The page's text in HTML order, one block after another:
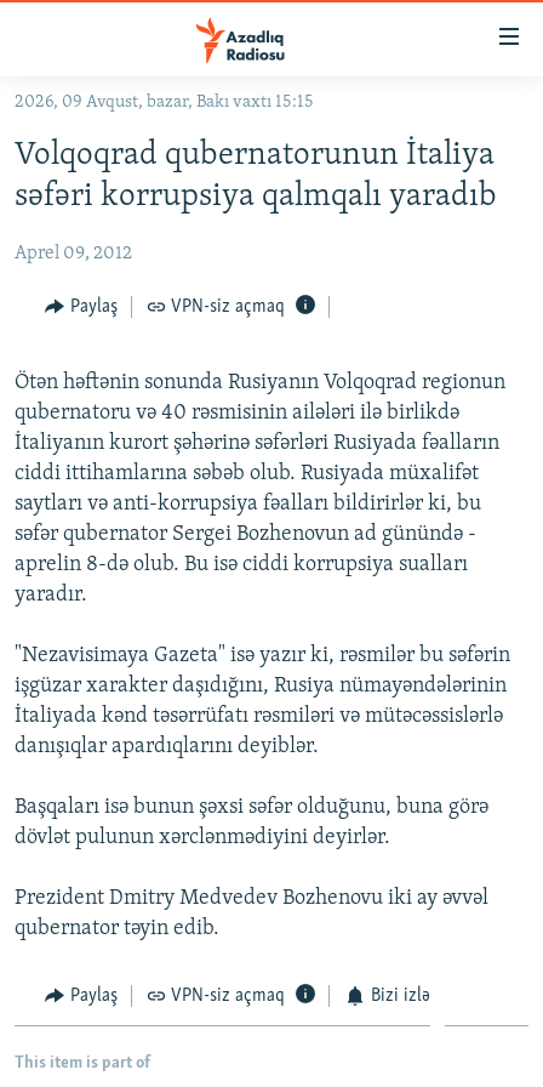
Əsas
qayıt
Əsas
qayıt
#İZAHLA
#ƏSLINDƏ
FƏRQƏ BAX
ARAŞDIRMA
MULTIMEDIA
VIDEO
FOTOQALEREYA
İNFOQRAFIKA
RADIO ARXIV
OXU ZALI
AZƏRBAYCAN ƏDƏBIYYATI KITABXANASI
İZ - MƏDƏNIYYƏT PROQRAMI
HAQQIMIZDA
MISSIYAMIZ
MATERIALLARIMIZDAN ISTIFADƏ
AZADLIQRADIOSU MOBIL TELEFONUNUZDA
BIZIMLƏ ƏLAQƏ
BIZI IZLƏ
RFE/RL-in bütün saytları
2026, 09 Avqust, bazar, Bakı vaxtı 15:15
Volqoqrad qubernatorunun İtaliya
səfəri korrupsiya qalmqalı yaradıb
Aprel 09, 2012
Paylaş VPN-siz açmaq
Ötən həftənin sonunda Rusiyanın Volqoqrad regionun
qubernatoru və 40 rəsmisinin ailələri ilə birlikdə
İtaliyanın kurort şəhərinə səfərləri Rusiyada fəalların
ciddi ittihamlarına səbəb olub. Rusiyada müxalifət
saytları və anti-korrupsiya fəalları bildirirlər ki, bu
səfər qubernator Sergei Bozhenovun ad günündə -
aprelin 8-də olub. Bu isə ciddi korrupsiya sualları
yaradır.
"Nezavisimaya Gazeta" isə yazır ki, rəsmilər bu səfərin
işgüzar xarakter daşıdığını, Rusiya nümayəndələrinin
İtaliyada kənd təsərrüfatı rəsmiləri və mütəcəssislərlə
danışıqlar apardıqlarını deyiblər.
Başqaları isə bunun şəxsi səfər olduğunu, buna görə
dövlət pulunun xərclənmədiyini deyirlər.
Prezident Dmitry Medvedev Bozhenovu iki ay əvvəl
qubernator təyin edib.
Paylaş VPN-siz açmaq Bizi izlə
This item is part of